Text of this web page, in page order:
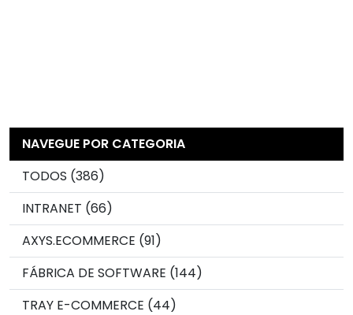
NAVEGUE POR CATEGORIA
TODOS (386)
INTRANET (66)
AXYS.ECOMMERCE (91)
FÁBRICA DE SOFTWARE (144)
TRAY E-COMMERCE (44)